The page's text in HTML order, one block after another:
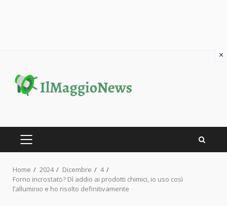
content
PRIMARY
Home 2024 Dicembre
4
Forno incrostato? Dì addio ai prodotti chimici, io uso così
l’alluminio e ho risolto definitivamente
×